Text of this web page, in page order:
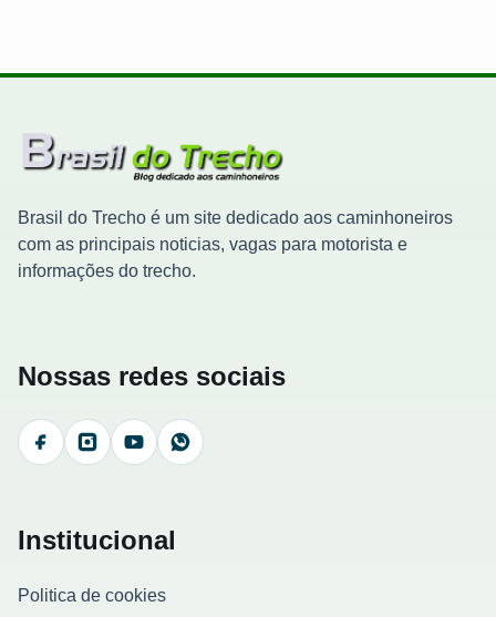
Brasil do Trecho é um site dedicado aos caminhoneiros
com as principais noticias, vagas para motorista e
informações do trecho.
Nossas redes sociais
FacebookInstagramYouTubeWhatsApp
Institucional
Politica de cookies